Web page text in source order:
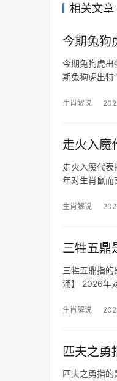
相关文章
今期兔狗
今期兔狗虎出
期兔狗虎出特
生肖解说
走火入魔
走火入魔代
年对生肖鼠而
生肖解说
三牲五鼎
三牲五鼎指
涌】 2026年
生肖解说
匹夫之勇
匹夫之勇指的